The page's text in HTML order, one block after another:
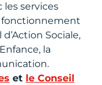
les services
fonctionnement
Sociale,
la
et le Conseil